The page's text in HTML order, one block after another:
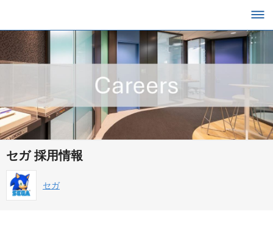
セガ 採用情報
セガ